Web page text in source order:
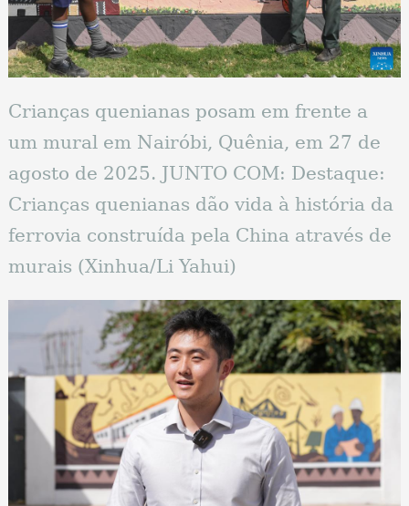
Crianças quenianas posam em frente a
um mural em Nairóbi, Quênia, em 27 de
agosto de 2025. JUNTO COM: Destaque:
Crianças quenianas dão vida à história da
ferrovia construída pela China através de
murais (Xinhua/Li Yahui)